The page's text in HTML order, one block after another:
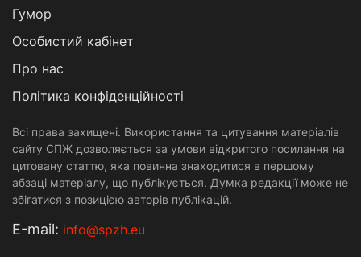
Гумор
Особистий кабінет
Про нас
Політика конфіденційності
Всі права захищені. Використання та цитування матеріалів
сайту СПЖ дозволяється за умови відкритого посилання на
цитовану статтю, яка повинна знаходитися в першому
абзаці матеріалу, що публікується. Думка редакції може не
збігатися з позицією авторів публікацій.
Е-mail: info@spzh.eu